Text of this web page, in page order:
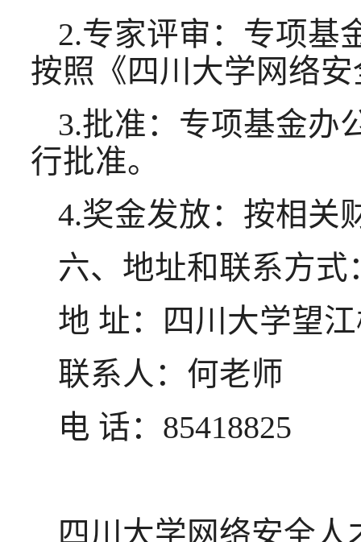
2.专家评审：专项基
按照《四川大学网络
3.批准：专项基金办
行批准。
4.奖金发放：按相关
六、地址和联系方式
地 址：四川大学望
联系人：何老师
电 话：85418825
四川大学网络安全